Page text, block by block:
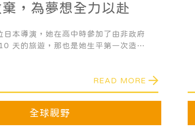
，為夢想全力以赴
日本導演，她在高中時參加了由非政府
天的旅遊，那也是她生平第一次造訪
READ MORE
全球視野